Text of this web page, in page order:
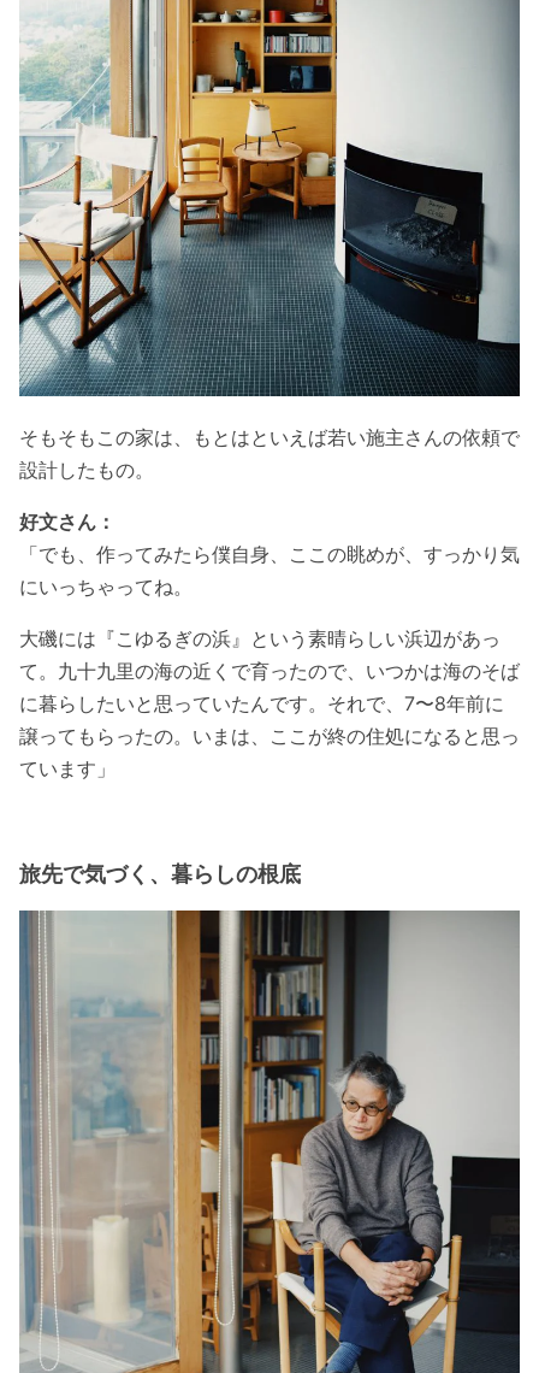
そもそもこの家は、もとはといえば若い施主さんの依頼で
設計したもの。
好文さん：
「でも、作ってみたら僕自身、ここの眺めが、すっかり気
にいっちゃってね。
大磯には『こゆるぎの浜』という素晴らしい浜辺があっ
て。九十九里の海の近くで育ったので、いつかは海のそば
に暮らしたいと思っていたんです。それで、7〜8年前に
譲ってもらったの。いまは、ここが終の住処になると思っ
ています」
旅先で気づく、暮らしの根底